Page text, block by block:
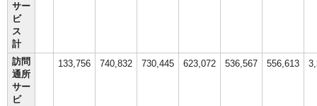
サー
ビ
ス
計
訪問
通所
サー
ビ
133,756 740,832 730,445 623,072 536,567 556,613